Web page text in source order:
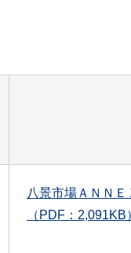
八景市場ＡＮＮ
（PDF：2,091KB